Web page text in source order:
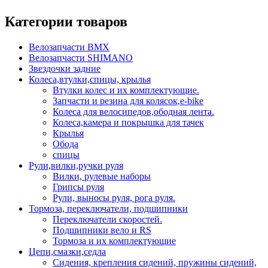
Категории товаров
Велозапчасти BMX
Велозапчасти SHIMANO
Звездочки задние
Колеса,втулки,спицы, крылья
Втулки колес и их комплектующие.
Запчасти и резина для колясок,e-bike
Колеса для велосипедов,ободная лента.
Колеса,камера и покрышка для тачек
Крылья
Обода
спицы
Рули,вилки,ручки руля
Вилки, рулевые наборы
Грипсы руля
Рули, выносы руля, рога руля.
Тормоза, переключатели, подшипники
Переключатели скоростей.
Подшипники вело и RS
Тормоза и их комплектующие
Цепи,смазки,седла
Сидения, крепления сидений, пружины сидений,